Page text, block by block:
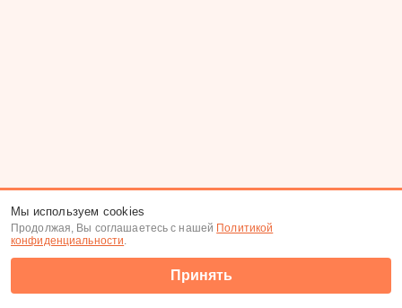
Мы используем cookies
Продолжая, Вы соглашаетесь с нашей Политикой
конфиденциальности.
Принять